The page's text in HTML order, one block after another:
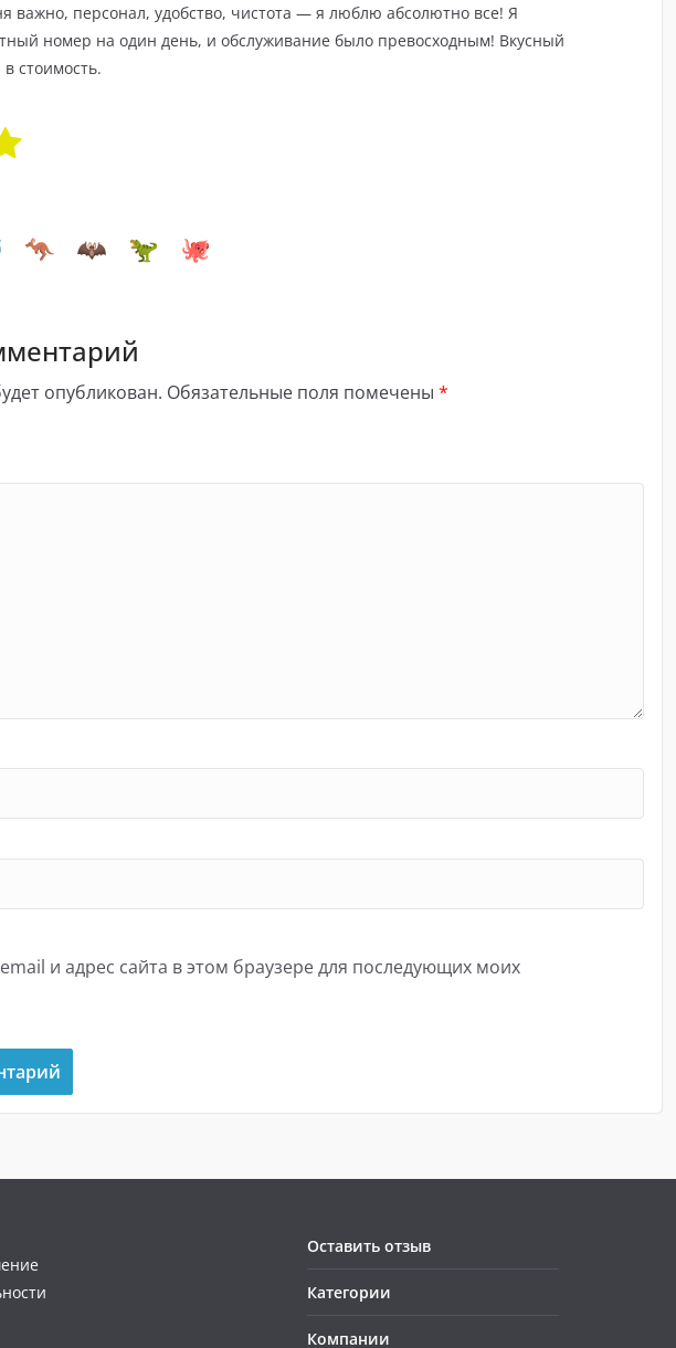
важно, персонал, удобство, чистота — я люблю абсолютно все! Я
номер на один день, и обслуживание было превосходным! Вкусный
стоимость.
опубликован. Обязательные поля помечены *
и адрес сайта в этом браузере для последующих моих
Оставить отзыв
Категории
Компании